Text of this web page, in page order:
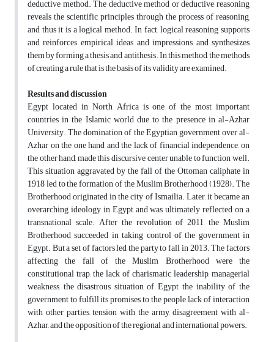
deductive method. The deductive method or deductive reasoning
reveals the scientific principles through the process of reasoning,
and thus it is a logical method. In fact, logical reasoning supports
and reinforces empirical ideas and impressions and synthesizes
them by forming a thesis and antithesis. In this method, the methods
of creating a rule that is the basis of its validity are examined.
Results and discussion
Egypt located in North Africa is one of the most important
countries in the Islamic world due to the presence in al-Azhar
University. The domination of the Egyptian government over al-
Azhar on the one hand and the lack of financial independence, on
the other hand, made this discursive center unable to function well.
This situation aggravated by the fall of the Ottoman caliphate in
1918 led to the formation of the Muslim Brotherhood (1928). The
Brotherhood originated in the city of Ismailia. Later, it became an
overarching ideology in Egypt and was ultimately reflected on a
transnational scale. After the revolution of 2011, the Muslim
Brotherhood succeeded in taking control of the government in
Egypt. But a set of factors led the party to fall in 2013. The factors
affecting the fall of the Muslim Brotherhood were the
constitutional trap, the lack of charismatic leadership, managerial
weakness, the disastrous situation of Egypt, the inability of the
government to fulfill its promises to the people, lack of interaction
with other parties, tension with the army, disagreement with al-
Azhar, and the opposition of the regional and international powers.